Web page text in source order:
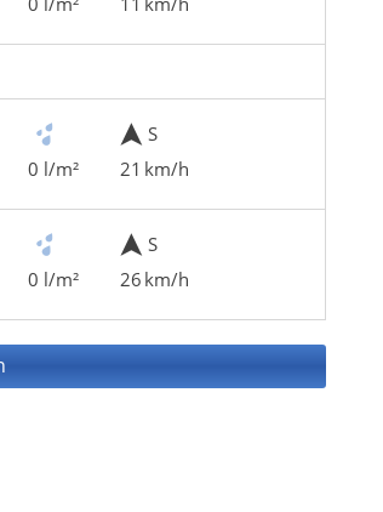
0 l/m²
S
21 km/h
0 l/m²
S
26 km/h